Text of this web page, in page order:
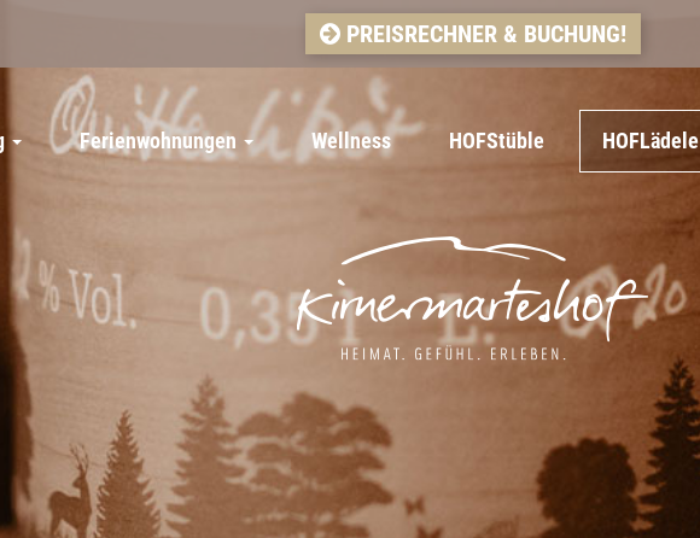
PREISRECHNER & BUCHUNG!
Ferienwohnungen Wellness HOFStüble HOFLädele